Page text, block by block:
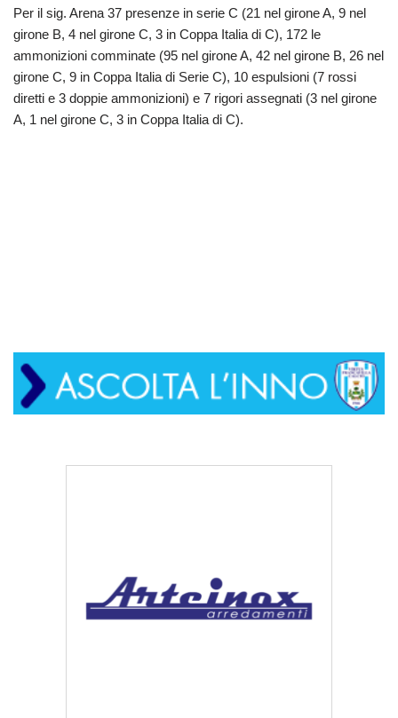
Per il sig. Arena 37 presenze in serie C (21 nel girone A, 9 nel
girone B, 4 nel girone C, 3 in Coppa Italia di C), 172 le
ammonizioni comminate (95 nel girone A, 42 nel girone B, 26 nel
girone C, 9 in Coppa Italia di Serie C), 10 espulsioni (7 rossi
diretti e 3 doppie ammonizioni) e 7 rigori assegnati (3 nel girone
A, 1 nel girone C, 3 in Coppa Italia di C).